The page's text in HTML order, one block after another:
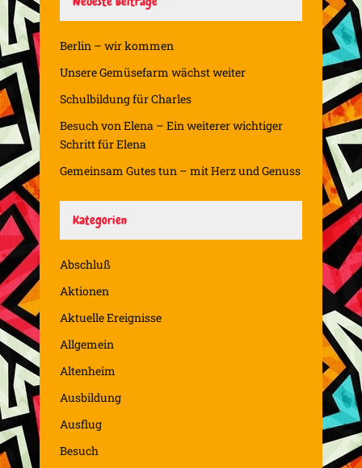
Berlin – wir kommen
Unsere Gemüsefarm wächst weiter
Schulbildung für Charles
Besuch von Elena – Ein weiterer wichtiger
Schritt für Elena
Gemeinsam Gutes tun – mit Herz und Genuss
Kategorien
Abschluß
Aktionen
Aktuelle Ereignisse
Allgemein
Altenheim
Ausbildung
Ausflug
Besuch